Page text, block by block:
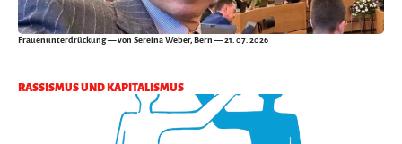
Frauenunterdrückung— von Sereina Weber, Bern — 21. 07. 2026
RASSISMUS UND KAPITALISMUS